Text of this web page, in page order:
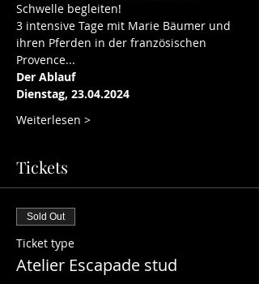
Schwelle begleiten!
3 intensive Tage mit Marie Bäumer und
ihren Pferden in der französischen
Provence...
Der Ablauf
Dienstag, 23.04.2024
Weiterlesen >
Tickets
Sold Out
Ticket type
Atelier Escapade stud